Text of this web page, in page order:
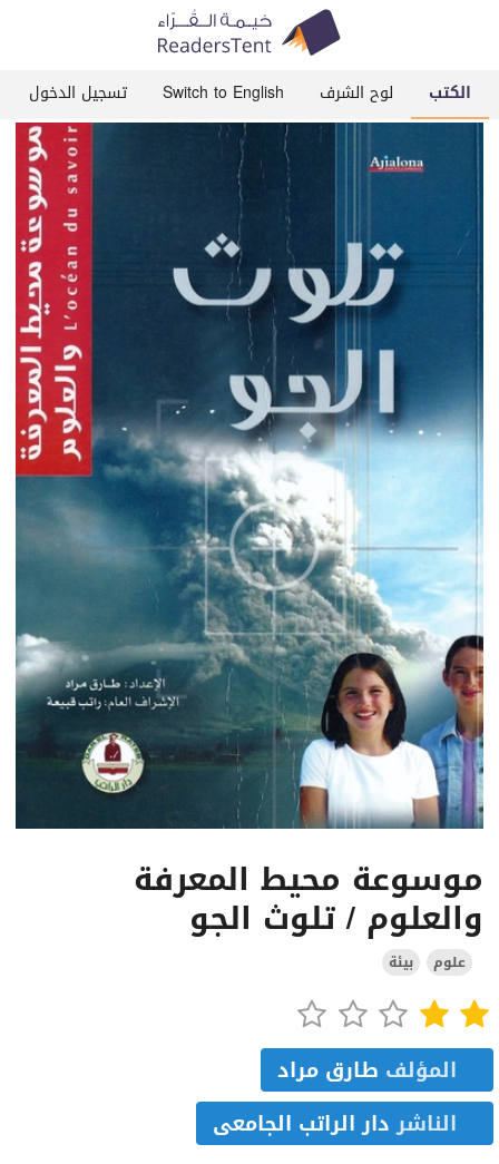
الكتب لوح الشرف Switch to English تسجيل الدخول
موسوعة محيط المعرفة
والعلوم / تلوث الجو
علوم بيئة
المؤلف طارق مراد
الناشردار الراتب الجامعى